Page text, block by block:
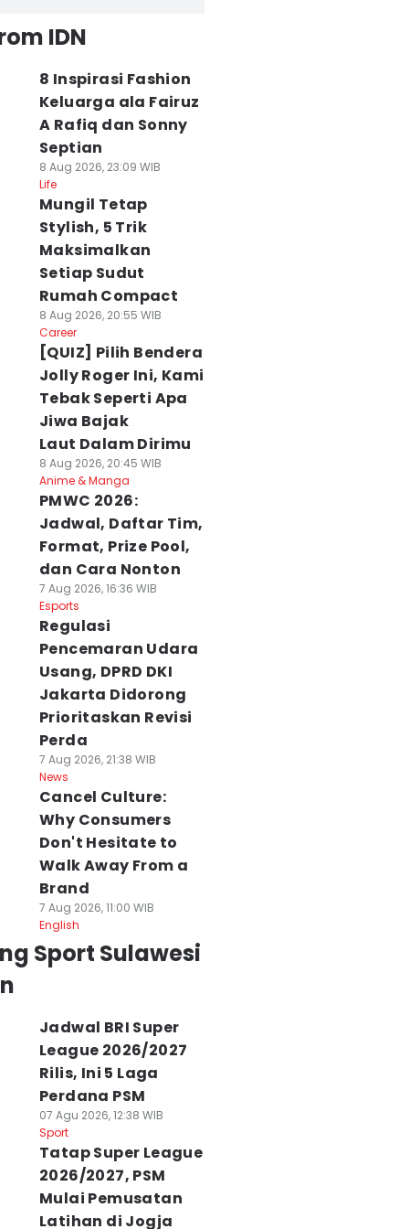
IDN
8 Inspirasi Fashion
Keluarga ala Fairuz
A Rafiq dan Sonny
Septian
8 Aug 2026, 23:09 WIB
Life
Mungil Tetap
Stylish, 5 Trik
Maksimalkan
Setiap Sudut
Rumah Compact
8 Aug 2026, 20:55 WIB
Career
[QUIZ] Pilih Bendera
Jolly Roger Ini, Kami
Tebak Seperti Apa
Jiwa Bajak
Laut Dalam Dirimu
8 Aug 2026, 20:45 WIB
Anime & Manga
PMWC 2026:
Jadwal, Daftar Tim,
Format, Prize Pool,
dan Cara Nonton
7 Aug 2026, 16:36 WIB
Esports
Regulasi
Pencemaran Udara
Usang, DPRD DKI
Jakarta Didorong
Prioritaskan Revisi
Perda
7 Aug 2026, 21:38 WIB
News
Cancel Culture:
Why Consumers
Don't Hesitate to
Walk Away From a
Brand
7 Aug 2026, 11:00 WIB
English
Sport Sulawesi
Jadwal BRI Super
League 2026/2027
Rilis, Ini 5 Laga
Perdana PSM
07 Agu 2026, 12:38 WIB
Sport
Tatap Super League
2026/2027, PSM
Mulai Pemusatan
Latihan di Jogja